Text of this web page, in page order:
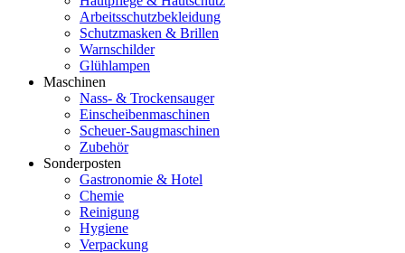
Arbeitsschutzbekleidung
Schutzmasken & Brillen
Warnschilder
Glühlampen
Maschinen
Nass- & Trockensauger
Einscheibenmaschinen
Scheuer-Saugmaschinen
Zubehör
Sonderposten
Gastronomie & Hotel
Chemie
Reinigung
Hygiene
Verpackung